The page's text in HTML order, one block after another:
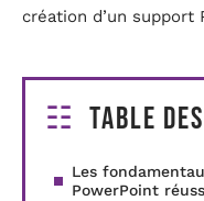
création d’un support
Table
Les
PowerPoint